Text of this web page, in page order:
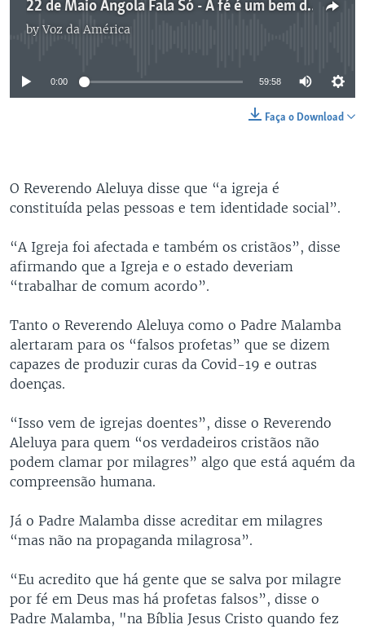
22 de Maio Angola Fala Só - A fé é um bem de primeira necessidade
byVoz da América
No media source currently available
0:00 59:58
Faça o Download
O Reverendo Aleluya disse que “a igreja é
constituída pelas pessoas e tem identidade social”.
“A Igreja foi afectada e também os cristãos”, disse
afirmando que a Igreja e o estado deveriam
“trabalhar de comum acordo”.
Tanto o Reverendo Aleluya como o Padre Malamba
alertaram para os “falsos profetas” que se dizem
capazes de produzir curas da Covid-19 e outras
doenças.
“Isso vem de igrejas doentes”, disse o Reverendo
Aleluya para quem “os verdadeiros cristãos não
podem clamar por milagres” algo que está aquém da
compreensão humana.
Já o Padre Malamba disse acreditar em milagres
“mas não na propaganda milagrosa”.
“Eu acredito que há gente que se salva por milagre
por fé em Deus mas há profetas falsos”, disse o
Padre Malamba, "na Bíblia Jesus Cristo quando fez